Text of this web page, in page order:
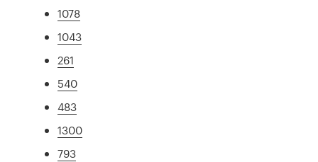
1078
1043
261
540
483
1300
793